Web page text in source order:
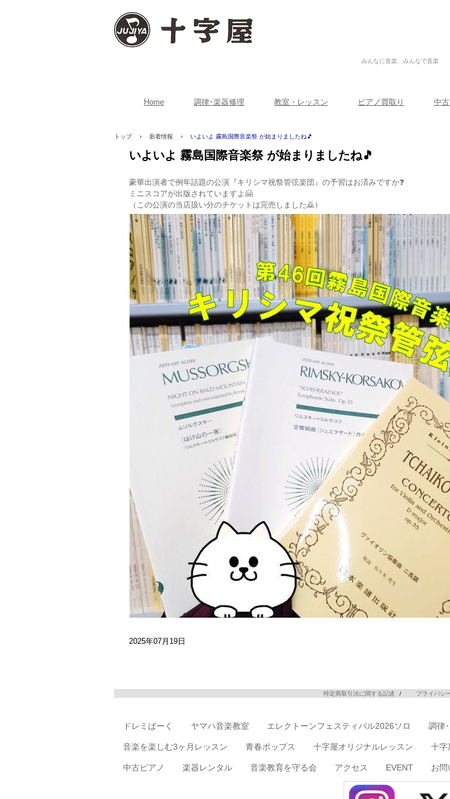
みんなに音楽、みんなで音楽
Home 調律･楽器修理 教室・レッスン ピアノ買取り 中
トップ › 新着情報 › いよいよ 霧島国際音楽祭 が始まりましたね🎵
いよいよ 霧島国際音楽祭 が始まりましたね🎵
豪華出演者で例年話題の公演『キリシマ祝祭管弦楽団』の予習はお済みですか❓
ミニスコアが出版されていますよ🤗
（この公演の当店扱い分のチケットは完売しました🙇）
2025年07月19日
特定商取引法に関する記述 プライバシ
ドレミぱーく ヤマハ音楽教室 エレクトーンフェスティバル2026ソロ 調律
音楽を楽しむ3ヶ月レッスン 青春ポップス 十字屋オリジナルレッスン 十字
中古ピアノ 楽器レンタル 音楽教育を守る会 アクセス EVENT お問